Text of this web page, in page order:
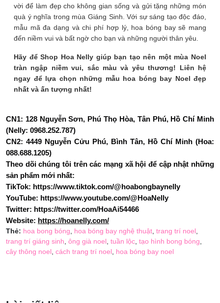
vời để làm đẹp cho không gian sống và gửi tặng những món
quà ý nghĩa trong mùa Giáng Sinh. Với sự sáng tạo độc đáo,
mẫu mã đa dạng và chi phí hợp lý, hoa bóng bay sẽ mang
đến niềm vui và bất ngờ cho bạn và những người thân yêu.
Hãy để Shop Hoa Nelly giúp bạn tạo nên một mùa Noel
tràn ngập niềm vui, sắc màu và yêu thương! Liên hệ
ngay để lựa chọn những mẫu hoa bóng bay Noel đẹp
nhất và ấn tượng nhất!
CN1: 128 Nguyễn Sơn, Phú Thọ Hòa, Tân Phú, Hồ Chí Minh
(Nelly: 0968.252.787)
CN2: 4449 Nguyễn Cửu Phú, Bình Tân, Hồ Chí Minh (Hoa:
088.688.1205)
Theo dõi chúng tôi trên các mạng xã hội để cập nhật những
sản phẩm mới nhất:
TikTok: https://www.tiktok.com/@hoabongbaynelly
YouTube: https://www.youtube.com/@HoaNelly
Twitter: https://twitter.com/HoaAi54466
Website: https://hoanelly.com/
Thẻ: hoa bong bóng hoa bóng bay nghệ thuật trang trí noel
trang trí giáng sinh ông già noel tuần lộc tạo hình bong bóng
cây thông noel cách trang trí noel hoa bóng bay noel